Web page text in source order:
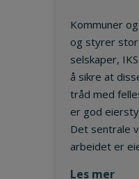
Kommuner
og styrer
selskaper,
å sikre at
tråd med
er god
Det sentrale
arbeidet er
Les mer